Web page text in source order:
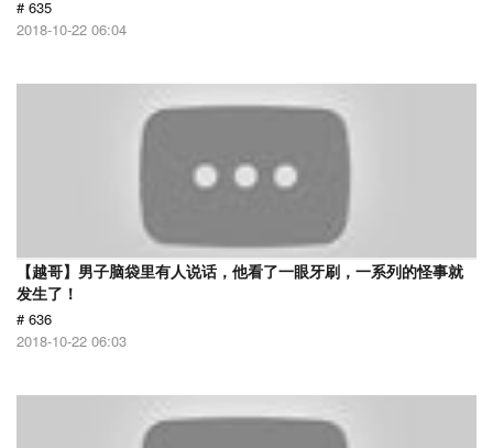
# 635
2018-10-22 06:04
【越哥】男子脑袋里有人说话，他看了一眼牙刷，一系列的怪事就
发生了！
# 636
2018-10-22 06:03